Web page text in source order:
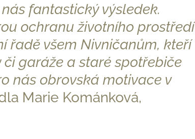
fantastický výsledek.
ochranu životního prostředí
řadě všem Nivničanům, kteří
garáže a staré spotřebiče
nás obrovská motivace v
Marie Kománková,